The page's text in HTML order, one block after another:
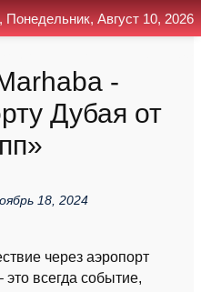
-
Дубая от
18, 2024
через аэропорт
это всегда событие,
Понедельник, Август 10, 2026